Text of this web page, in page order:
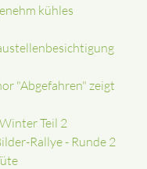
kühles
"Abgefahren" zeigt
Teil 2
Rallye - Runde 2